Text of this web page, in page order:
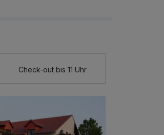
Check-out bis 11 Uhr